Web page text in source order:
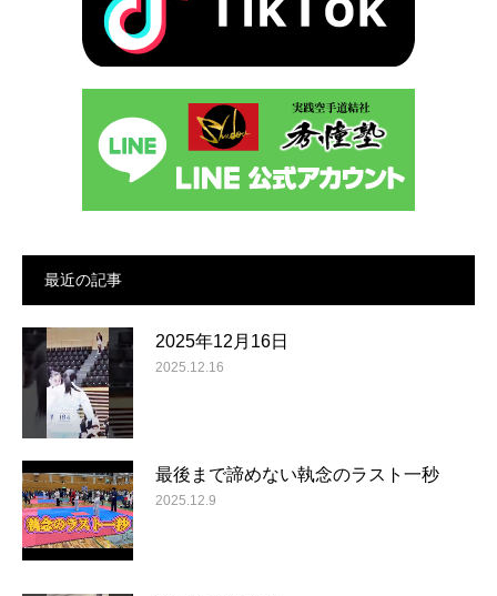
最近の記事
2025年12月16日
2025.12.16
最後まで諦めない執念のラスト一秒
2025.12.9